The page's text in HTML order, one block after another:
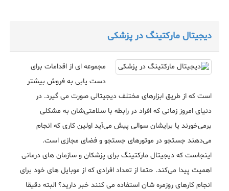
دیجیتال مارکتینگ در پزشکی
مجموعه ای از اقدامات برای
دست یابی به فروش بیشتر
است که از طریق ابزارهای مختلف دیجیتالی صورت می گیرد. در
دنیای امروز زمانی که افراد در رابطه با سلامتی‌شان به مشکلی
برمی‌خورند یا برایشان سوالی پیش می‌آید اولین کاری که انجام
می‌دهند جستجو در موتورهای جستجو و فضای مجازی است.
اینجاست که دیجیتال مارکتینگ برای پزشکان و سازمان ‌های درمانی
اهمیت پیدا می‌کند. حتما از تعداد افرادی که از موبایل های خود برای
انجام کارهای روزمره شان استفاده می کنند خبر دارید؟ البته دقیقا